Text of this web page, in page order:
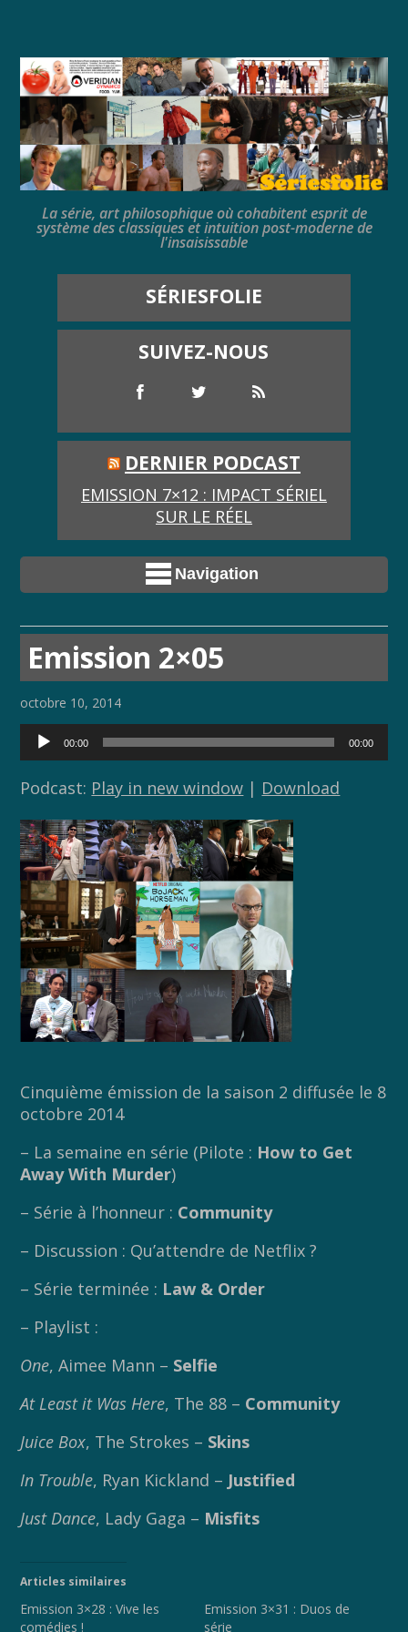
La série, art philosophique où cohabitent esprit de
système des classiques et intuition post-moderne de
l'insaisissable
SÉRIESFOLIE
SUIVEZ-NOUS
DERNIER PODCAST
EMISSION 7×12 : IMPACT SÉRIEL
SUR LE RÉEL
Navigation
Emission 2×05
octobre 10, 2014
Lecteur
audio
00:00 00:00
Podcast: Play in new window | Download
Cinquième émission de la saison 2 diffusée le 8
octobre 2014
– La semaine en série (Pilote : How to Get
Away With Murder)
– Série à l’honneur : Community
– Discussion : Qu’attendre de Netflix ?
– Série terminée : Law & Order
– Playlist :
One, Aimee Mann – Selfie
At Least it Was Here, The 88 – Community
Juice Box, The Strokes – Skins
In Trouble, Ryan Kickland – Justified
Just Dance, Lady Gaga – Misfits
Articles similaires
Emission 3×28 : Vive les
comédies !
Emission 3×31 : Duos de
série